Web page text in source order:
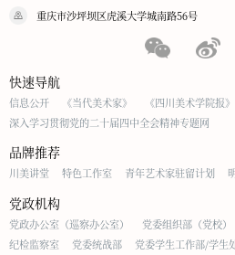
重庆市沙坪坝区虎溪大学城南路56号
快速导航
信息公开 《当代美术家》 《四川美术学院报》
深入学习贯彻党的二十届四中全会精神专题网
品牌推荐
川美讲堂 特色工作室 青年艺术家驻留计划
党政机构
党政办公室（巡察办公室） 党委组织部（党校）
纪检监察室
党委统战部
党委学生工作部/学生